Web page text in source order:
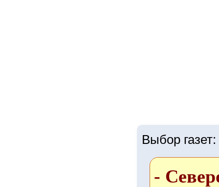
Выбор газет:
-